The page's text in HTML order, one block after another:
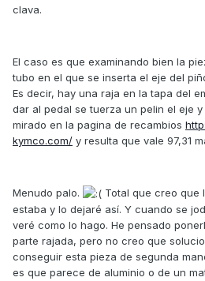
clava.
El caso es que examinando bien la
tubo en el que se inserta el eje del
Es decir, hay una raja en la tapa del
dar al pedal se tuerza un pelin el eje
mirado en la pagina de recambios
kymco.com/ y resulta que vale 97,31
Menudo palo.
Total que creo que
estaba y lo dejaré así. Y cuando se
veré como lo hago. He pensado
parte rajada, pero no creo que
conseguir esta pieza de segunda
es que parece de aluminio o de un